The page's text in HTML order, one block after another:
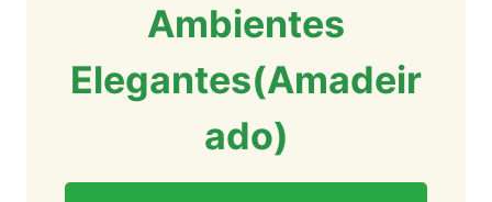
Ambientes
Elegantes(Amadeir
ado)